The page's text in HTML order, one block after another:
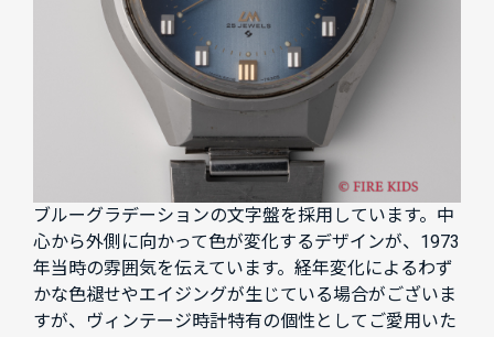
ブルーグラデーションの文字盤を採用しています。中
心から外側に向かって色が変化するデザインが、1973
年当時の雰囲気を伝えています。経年変化によるわず
かな色褪せやエイジングが生じている場合がございま
すが、ヴィンテージ時計特有の個性としてご愛用いた